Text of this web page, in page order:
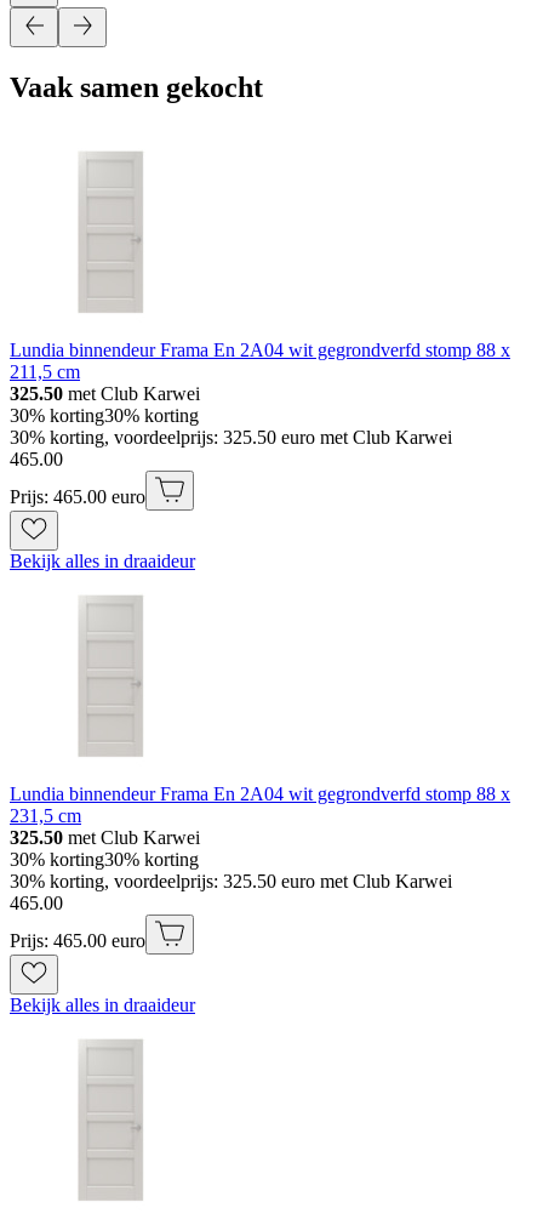
Vaak samen gekocht
Lundia binnendeur Frama En 2A04 wit gegrondverfd stomp 88 x
211,5 cm
325.50 met Club Karwei
30% korting30% korting
30% korting, voordeelprijs: 325.50 euro met Club Karwei
465.00
Prijs: 465.00 euro
Bekijk alles in draaideur
Lundia binnendeur Frama En 2A04 wit gegrondverfd stomp 88 x
231,5 cm
325.50 met Club Karwei
30% korting30% korting
30% korting, voordeelprijs: 325.50 euro met Club Karwei
465.00
Prijs: 465.00 euro
Bekijk alles in draaideur